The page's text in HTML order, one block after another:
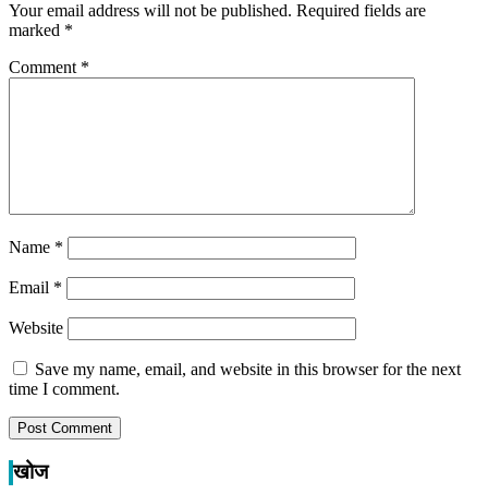
Your email address will not be published. Required fields are
marked *
Comment *
Name *
Email *
Website
Save my name, email, and website in this browser for the next
time I comment.
खोज